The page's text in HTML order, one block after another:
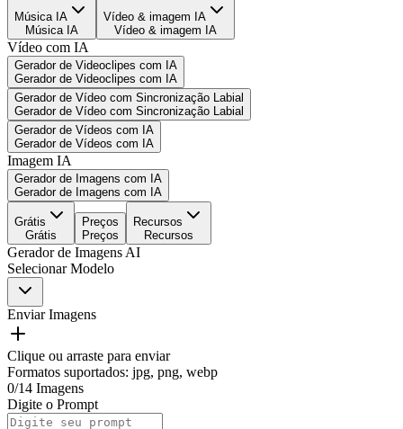
Música IA
Música IA
Vídeo & imagem IA
Vídeo & imagem IA
Vídeo com IA
Gerador de Videoclipes com IA
Gerador de Videoclipes com IA
Gerador de Vídeo com Sincronização Labial
Gerador de Vídeo com Sincronização Labial
Gerador de Vídeos com IA
Gerador de Vídeos com IA
Imagem IA
Gerador de Imagens com IA
Gerador de Imagens com IA
Grátis
Grátis
Preços
Preços
Recursos
Recursos
Gerador de Imagens AI
Selecionar Modelo
Enviar Imagens
Clique ou arraste para enviar
Formatos suportados: jpg, png, webp
0/14 Imagens
Digite o Prompt